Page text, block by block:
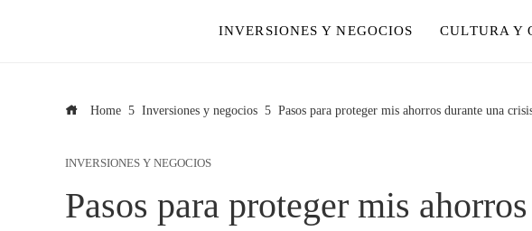
INVERSIONES Y NEGOCIOS CULTURA Y
Home Inversiones y negocios Pasos para proteger mis ahorros durante una
INVERSIONES Y NEGOCIOS
Pasos para proteger mis